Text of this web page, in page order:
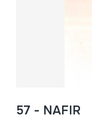
57 - NAFIR